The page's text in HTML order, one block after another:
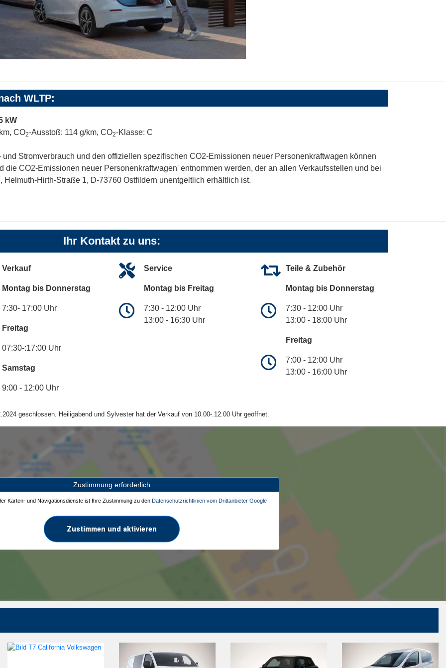
WLTP:
kW
CO2-Ausstoß: 114 g/km, CO2-Klasse: C
Stromverbrauch und den offiziellen spezifischen CO2-Emissionen neuer Personenkraftwagen können
die CO2-Emissionen neuer Personenkraftwagen' entnommen werden, der an allen Verkaufsstellen und bei
Hirth-Straße 1, D-73760 Ostfildern unentgeltlich erhältlich ist.
Ihr Kontakt zu uns:
Verkauf
Montag bis Donnerstag
7:30- 17:00 Uhr
Freitag
07:30-:17:00 Uhr
Samstag
9:00 - 12:00 Uhr
Service
Montag bis Freitag
7:30 - 12:00 Uhr
13:00 - 16:30 Uhr
Teile & Zubehör
Montag bis Donnerstag
7:30 - 12:00 Uhr
13:00 - 18:00 Uhr
Freitag
7:00 - 12:00 Uhr
13:00 - 16:00 Uhr
geschlossen. Heiligabend und Sylvester hat der Verkauf von 10.00-.12.00 Uhr geöffnet.
Zustimmung erforderlich
Karten- und Navigationsdienste ist Ihre Zustimmung zu den Datenschutzrichtlinien vom Drittanbieter Google
Zustimmen und aktivieren